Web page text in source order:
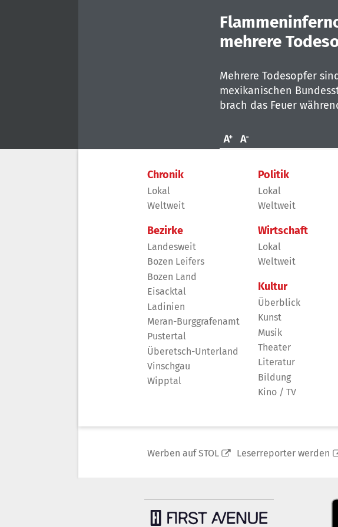
mehrere
Mehrere Todesopfer
mexikanischen
brach das Feuer
Chronik
Lokal
Weltweit
Bezirke
Landesweit
Bozen Leifers
Bozen Land
Eisacktal
Ladinien
Meran-Burggrafenamt
Pustertal
Überetsch-Unterland
Vinschgau
Wipptal
Politik
Lokal
Weltweit
Wirtschaft
Lokal
Weltweit
Kultur
Überblick
Kunst
Musik
Theater
Literatur
Bildung
Kino / TV
Werben auf STOL Leserreporter werden